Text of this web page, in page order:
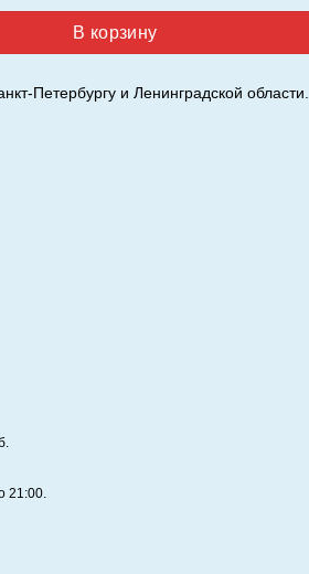
В корзину
Петербургу и Ленинградской области.
21:00.